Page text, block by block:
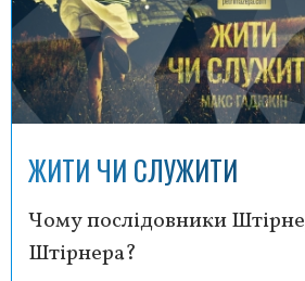
ЖИТИ ЧИ СЛУЖИТИ
Чому послідовники
Штірнера?